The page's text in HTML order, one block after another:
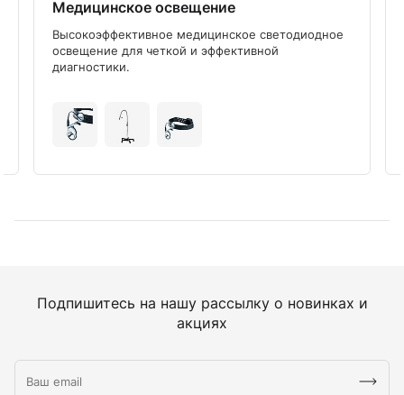
Медицинское освещение
Высокоэффективное медицинское светодиодное
освещение для четкой и эффективной
диагностики.
Подпишитесь на нашу рассылку о новинках и
акциях